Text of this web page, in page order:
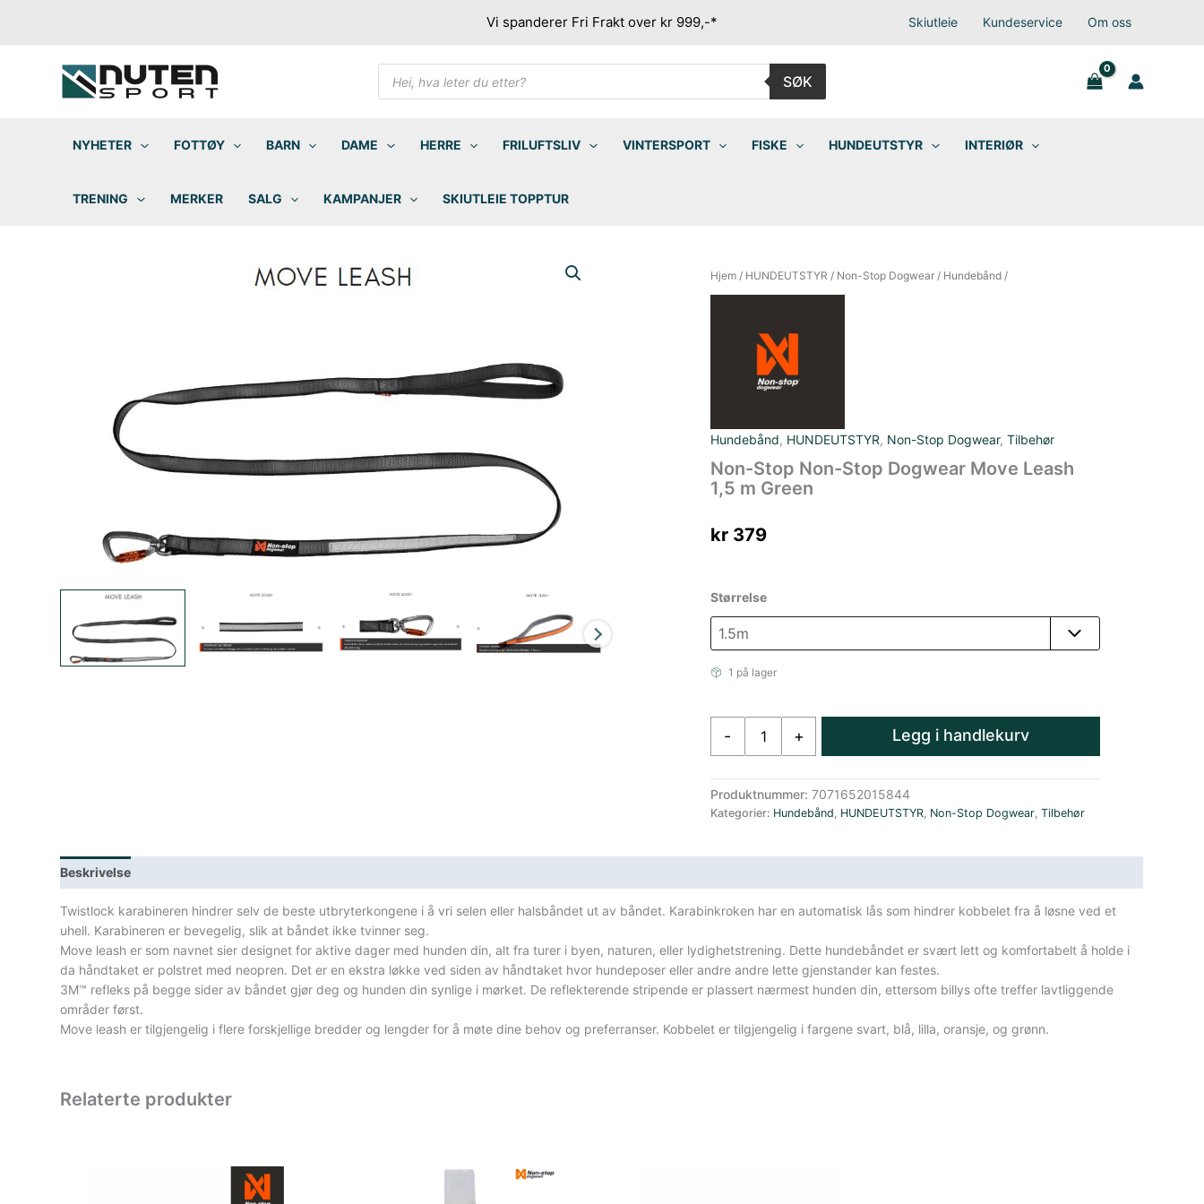
Vi spanderer Fri Frakt over kr 999,-* Skiutleie Kundeservice Om oss
Products
search
SØK
NYHETER FOTTØY BARN DAME HERRE FRILUFTSLIV VINTERSPORT FISKE HUNDEUTSTYR INTERIØR
TRENING MERKER SALG KAMPANJER SKIUTLEIE TOPPTUR
Hjem/ HUNDEUTSTYR / Non-Stop Dogwear/ Hundebånd/
Hundebånd, HUNDEUTSTYR, Non-Stop Dogwear, Tilbehør
Non-Stop Non-Stop Dogwear Move Leash
1,5 m Green
kr379
Størrelse
1 på lager
-
Stop
Dogwear
Move
+ Legg i handlekurv
Produktnummer: 7071652015844
Kategorier: Hundebånd, HUNDEUTSTYR, Non-Stop Dogwear, Tilbehør
Beskrivelse
Twistlock karabineren hindrer selv de beste utbryterkongene i å vri selen eller halsbåndet ut av båndet. Karabinkroken har en automatisk lås som hindrer kobbelet fra å løsne ved et
uhell. Karabineren er bevegelig, slik at båndet ikke tvinner seg.
Move leash er som navnet sier designet for aktive dager med hunden din, alt fra turer i byen, naturen, eller lydighetstrening. Dette hundebåndet er svært lett og komfortabelt å holde i
da håndtaket er polstret med neopren. Det er en ekstra løkke ved siden av håndtaket hvor hundeposer eller andre andre lette gjenstander kan festes.
3M™ refleks på begge sider av båndet gjør deg og hunden din synlige i mørket. De reflekterende stripende er plassert nærmest hunden din, ettersom billys ofte treffer lavtliggende
områder først.
Move leash er tilgjengelig i flere forskjellige bredder og lengder for å møte dine behov og preferranser. Kobbelet er tilgjengelig i fargene svart, blå, lilla, oransje, og grønn.
Relaterte produkter